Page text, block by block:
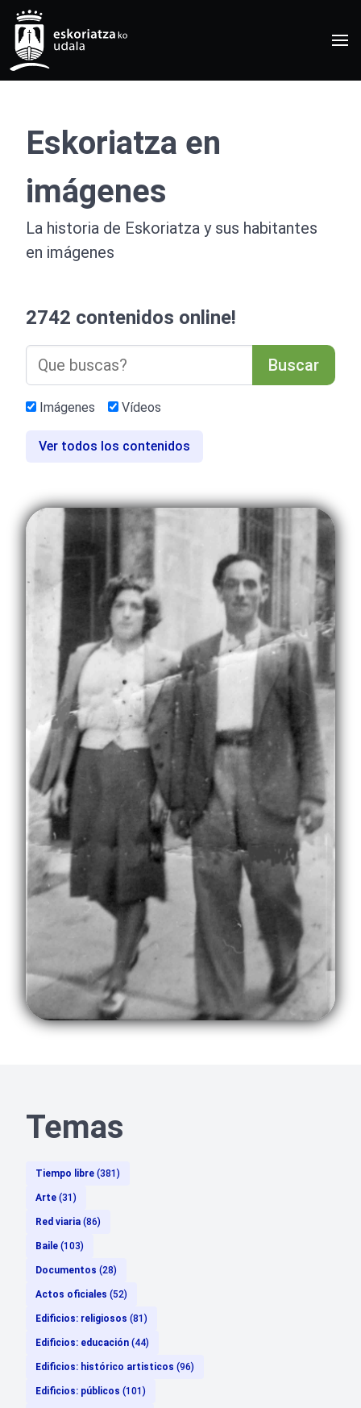
Eskoriatza en
imágenes
La historia de Eskoriatza y sus habitantes
en imágenes
2742 contenidos online!
Buscar
Imágenes Vídeos
Ver todos los contenidos
Temas
Tiempo libre (381)
Arte (31)
Red viaria (86)
Baile (103)
Documentos (28)
Actos oficiales (52)
Edificios: religiosos (81)
Edificios: educación (44)
Edificios: histórico artisticos (96)
Edificios: públicos (101)